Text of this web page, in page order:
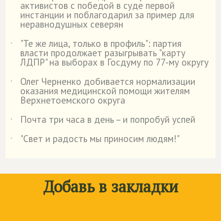
активистов с победой в суде первой
инстанции и поблагодарил за пример для
неравнодушных северян
˙
"Те же лица, только в профиль": партия
власти продолжает разыгрывать "карту
ЛДПР" на выборах в Госдуму по 77-му округу
˙
Олег Черненко добивается нормализации
оказания медицинской помощи жителям
Верхнетоемского округа
˙
Почта три часа в день – и попробуй успей
˙
"Свет и радость мы приносим людям!"
Добавь в закладки